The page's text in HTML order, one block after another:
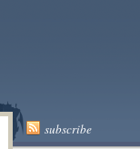
subscribe